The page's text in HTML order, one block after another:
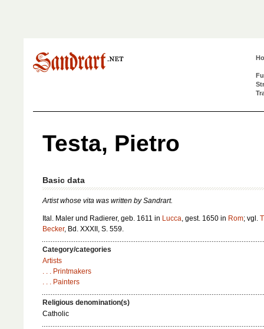
Testa, Pietro
Basic data
Artist whose vita was written by Sandrart.
Ital. Maler und Radierer, geb. 1611 in Lucca, gest. 1650 in Rom; vgl.
Becker, Bd. XXXII, S. 559.
Category/categories
Artists
. . . Printmakers
. . . Painters
Religious denomination(s)
Catholic